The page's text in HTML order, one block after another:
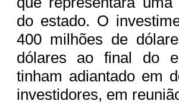
do estado. O
400 milhões de
dólares ao final do
tinham adiantado em
investidores, em